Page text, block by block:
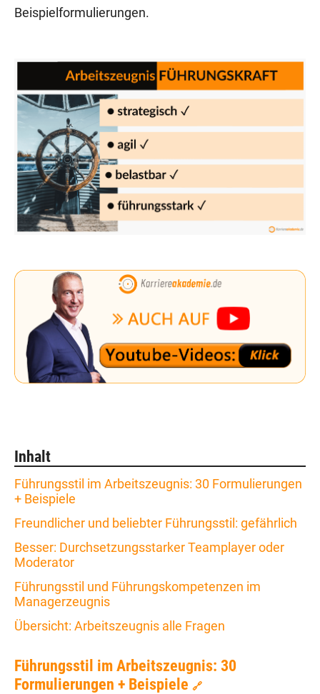
Beispielformulierungen.
Inhalt
Führungsstil im Arbeitszeugnis: 30 Formulierungen
+ Beispiele
Freundlicher und beliebter Führungsstil: gefährlich
Besser: Durchsetzungsstarker Teamplayer oder
Moderator
Führungsstil und Führungskompetenzen im
Managerzeugnis
Übersicht: Arbeitszeugnis alle Fragen
Führungsstil im Arbeitszeugnis: 30
Formulierungen + Beispiele 🔗